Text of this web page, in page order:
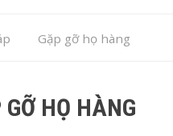
Gặp gỡ họ hàng
GỠ HỌ HÀNG